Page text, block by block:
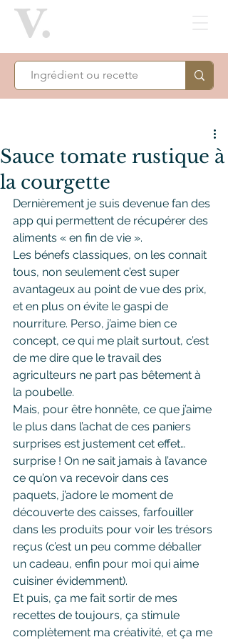
Sauce tomate rustique à
la courgette
Dernièrement je suis devenue fan des
app qui permettent de récupérer des
aliments « en fin de vie ».
Les bénefs classiques, on les connait
tous, non seulement c’est super
avantageux au point de vue des prix,
et en plus on évite le gaspi de
nourriture. Perso, j’aime bien ce
concept, ce qui me plait surtout, c’est
de me dire que le travail des
agriculteurs ne part pas bêtement à
la poubelle.
Mais, pour être honnête, ce que j’aime
le plus dans l’achat de ces paniers
surprises est justement cet effet…
surprise ! On ne sait jamais à l’avance
ce qu’on va recevoir dans ces
paquets, j’adore le moment de
découverte des caisses, farfouiller
dans les produits pour voir les trésors
reçus (c’est un peu comme déballer
un cadeau, enfin pour moi qui aime
cuisiner évidemment).
Et puis, ça me fait sortir de mes
recettes de toujours, ça stimule
complètement ma créativité, et ça me